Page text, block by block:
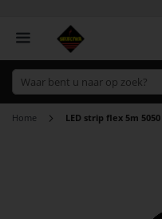
Home LED strip flex 5m